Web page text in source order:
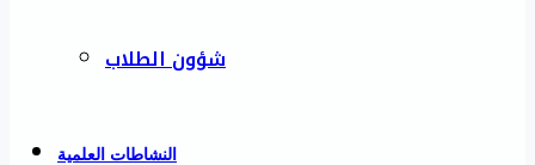
شؤون الطلاب
النشاطات العلمية